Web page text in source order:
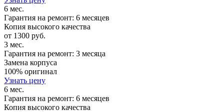
6 мес.
Гарантия на ремонт: 6 месяцев
Копия высокого качества
от 1300 руб.
3 мес.
Гарантия на ремонт: 3 месяца
Замена корпуса
100% оригинал
Узнать цену
6 мес.
Гарантия на ремонт: 6 месяцев
Копия высокого качества